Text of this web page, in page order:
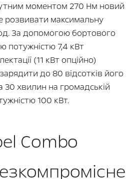
моментом 270 Нм новий
розвивати максимальну
За допомогою бортового
потужністю 7,4 кВт
(11 кВт опційно)
до 80 відсотків його
30 хвилин на громадській
100 кВт.
Combo